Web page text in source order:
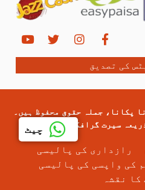
چیٹ
کی تصدیق
دیسی کھانا پکانا، جملہ حقوق محفوظ ہیں۔
سیرت گرافکس۔
رازداری کی پالیسی
کی واپسی کی پالیسی
نقشہ